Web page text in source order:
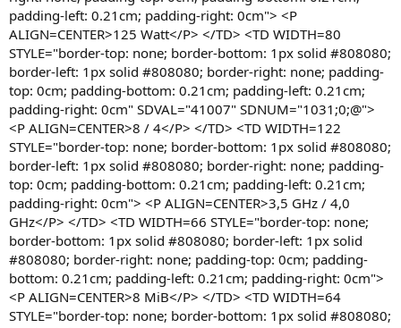
padding-left: 0.21cm; padding-right: 0cm"> <P
ALIGN=CENTER>125 Watt</P> </TD> <TD WIDTH=80
STYLE="border-top: none; border-bottom: 1px solid #808080;
border-left: 1px solid #808080; border-right: none; padding-
top: 0cm; padding-bottom: 0.21cm; padding-left: 0.21cm;
padding-right: 0cm" SDVAL="41007" SDNUM="1031;0;@">
<P ALIGN=CENTER>8 / 4</P> </TD> <TD WIDTH=122
STYLE="border-top: none; border-bottom: 1px solid #808080;
border-left: 1px solid #808080; border-right: none; padding-
top: 0cm; padding-bottom: 0.21cm; padding-left: 0.21cm;
padding-right: 0cm"> <P ALIGN=CENTER>3,5 GHz / 4,0
GHz</P> </TD> <TD WIDTH=66 STYLE="border-top: none;
border-bottom: 1px solid #808080; border-left: 1px solid
#808080; border-right: none; padding-top: 0cm; padding-
bottom: 0.21cm; padding-left: 0.21cm; padding-right: 0cm">
<P ALIGN=CENTER>8 MiB</P> </TD> <TD WIDTH=64
STYLE="border-top: none; border-bottom: 1px solid #808080;